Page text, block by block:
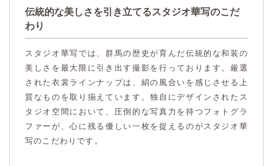
伝統的な美しさを引き立てるスタジオ華写のこだ
わり
スタジオ華写では、群馬の歴史が育んだ伝統的な和装の
美しさを最大限に引き出す撮影を行っております。厳選
された衣裳ラインナップは、絹の風合いを感じさせる上
質なものを取り揃えています。独自にデザインされたス
タジオ空間において、圧倒的な写真力を持つフォトグラ
ファーが、心に残る優しい一枚を捉えるのがスタジオ華
写のこだわりです。